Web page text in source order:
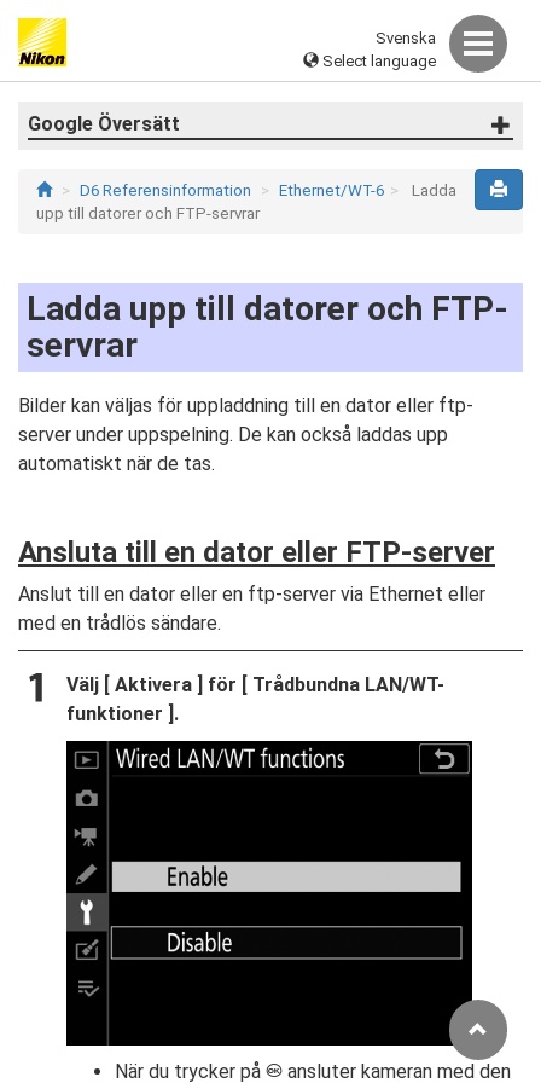
Svenska
Select language
Google Översätt
D6 Referensinformation Ethernet/WT-6
Ladda
upp till datorer och FTP-servrar
Ladda upp till datorer och FTP-
servrar
Bilder kan väljas för uppladdning till en dator eller ftp-
server under uppspelning. De kan också laddas upp
automatiskt när de tas.
Ansluta till en dator eller FTP-server
Anslut till en dator eller en ftp-server via Ethernet eller
med en trådlös sändare.
Välj [ Aktivera ] för [ Trådbundna LAN/WT-
funktioner ].
När du trycker på J ansluter kameran med den